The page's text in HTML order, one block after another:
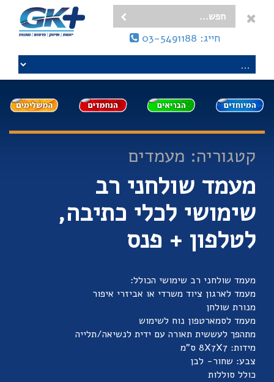
חייג: 03-5491188
קטגוריה: מעמדים
מעמד שולחני רב
שימושי לכלי כתיבה,
לטלפון + פנס
מעמד שולחני רב שימושי הכולל:
מעמד לארגון ציוד משרדי או אביזרי איפור
מנורת שולחן
מעמד לסמארטפון נוח לשימוש
מתהפך לעששית תאורה עם ידית לנשיאה/תלייה
מידות: 8X7X7 ס"מ
צבע: שחור- לבן
כולל סוללות